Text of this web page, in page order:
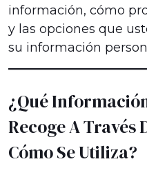
información, cómo
y las opciones que
su información
¿Qué
Recoge A Través
Cómo Se Utiliza?